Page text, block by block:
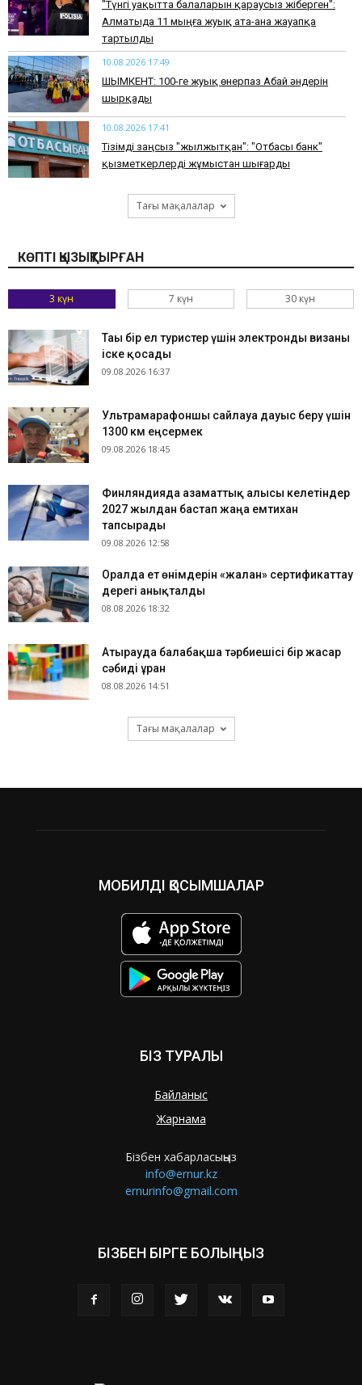
"Түнгі уақытта балаларын қараусыз жіберген":
Алматыда 11 мыңға жуық ата-ана жауапқа
тартылды
10.08.2026 17:49
ШЫМКЕНТ: 100-ге жуық өнерпаз Абай әндерін
шырқады
10.08.2026 17:41
Тізімді заңсыз "жылжытқан": "Отбасы банк"
қызметкерлерді жұмыстан шығарды
Тағы мақалалар
КӨПТІ ҚЫЗЫҚТЫРҒАН
3 күн 7 күн 30 күн
Тағы бір ел туристер үшін электронды визаны
іске қосады
09.08.2026 16:37
Ультрамарафоншы сайлауға дауыс беру үшін
1300 км еңсермек
09.08.2026 18:45
Финляндияда азаматтық алғысы келетіндер
2027 жылдан бастап жаңа емтихан
тапсырады
09.08.2026 12:58
Оралда ет өнімдерін «жалған» сертификаттау
дерегі анықталды
08.08.2026 18:32
Атырауда балабақша тәрбиешісі бір жасар
сәбиді ұрған
08.08.2026 14:51
Тағы мақалалар
МОБИЛДІ ҚОСЫМШАЛАР
БІЗ ТУРАЛЫ
Байланыс
Жарнама
Бізбен хабарласыңыз
info@ernur.kz
ernurinfo@gmail.com
БІЗБЕН БІРГЕ БОЛЫҢЫЗ